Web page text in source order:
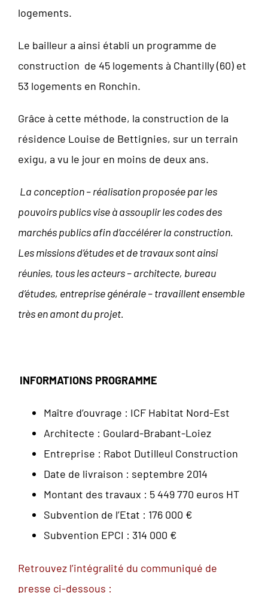
logements.
Le bailleur a ainsi établi un programme de
construction de 45 logements à Chantilly (60) et
53 logements en Ronchin.
Grâce à cette méthode, la construction de la
résidence Louise de Bettignies, sur un terrain
exigu, a vu le jour en moins de deux ans.
La conception – réalisation proposée par les
pouvoirs publics vise à assouplir les codes des
marchés publics afin d’accélérer la construction.
Les missions d’études et de travaux sont ainsi
réunies, tous les acteurs – architecte, bureau
d’études, entreprise générale – travaillent ensemble
très en amont du projet.
INFORMATIONS PROGRAMME
Maître d’ouvrage : ICF Habitat Nord-Est
Architecte : Goulard-Brabant-Loiez
Entreprise : Rabot Dutilleul Construction
Date de livraison : septembre 2014
Montant des travaux : 5 449 770 euros HT
Subvention de l’Etat : 176 000 €
Subvention EPCI : 314 000 €
Retrouvez l’intégralité du communiqué de
presse ci-dessous :